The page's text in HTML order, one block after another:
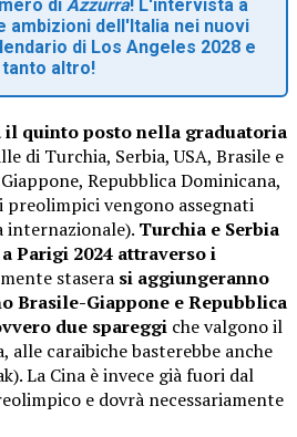
di Azzurra! L'intervista a
ambizioni dell'Italia nei nuovi
di Los Angeles 2028 e
tanto altro!
il quinto posto nella graduatoria
di Turchia, Serbia, USA, Brasile e
Repubblica Dominicana,
preolimpici vengono assegnati
Turchia e Serbia
Parigi 2024 attraverso i
stasera si aggiungeranno
Brasile-Giappone e Repubblica
due spareggi che valgono il
alle caraibiche basterebbe anche
La Cina è invece già fuori dal
e dovrà necessariamente